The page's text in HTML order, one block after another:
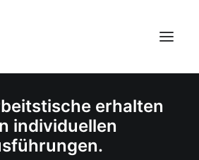
erhalten
individuellen